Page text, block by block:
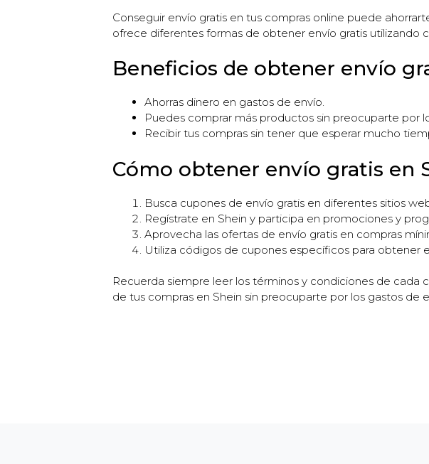
Conseguir envío gratis en tus compras online puede
ofrece diferentes formas de obtener envío gratis utilizando
Beneficios de obtener envío
Ahorras dinero en gastos de envío.
Puedes comprar más productos sin preocuparte por
Recibir tus compras sin tener que esperar mucho
Cómo obtener envío gratis en
Busca cupones de envío gratis en diferentes sitios
Regístrate en Shein y participa en promociones y
Aprovecha las ofertas de envío gratis en compras
Utiliza códigos de cupones específicos para obtener
Recuerda siempre leer los términos y condiciones de cada
de tus compras en Shein sin preocuparte por los gastos de